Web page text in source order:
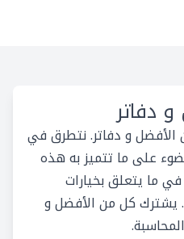
دفاتر
الأفضل و دفاتر. نتطرق في
على ما تتميز به هذه
ما يتعلق بخيارات
يشترك كل من الأفضل و